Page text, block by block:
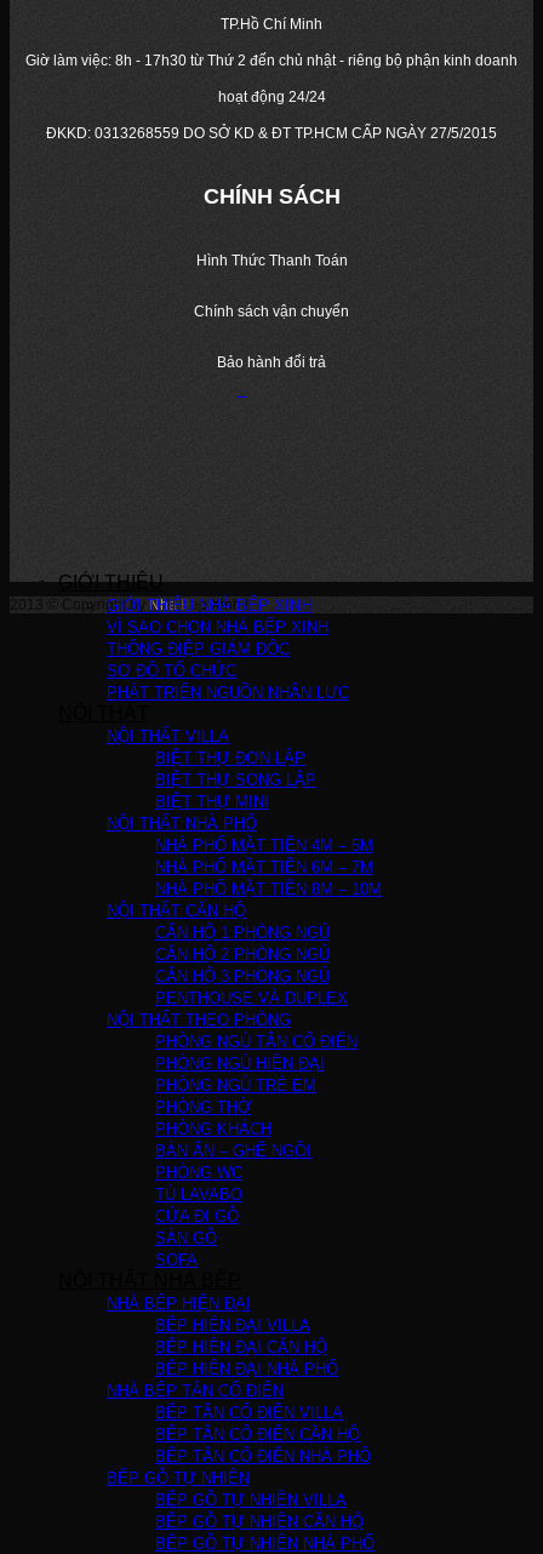
TP.Hồ Chí Minh
Giờ làm việc: 8h - 17h30 từ Thứ 2 đến chủ nhật - riêng bộ phận kinh doanh
hoạt động 24/24
ĐKKD: 0313268559 DO SỞ KD & ĐT TP.HCM CẤP NGÀY 27/5/2015
CHÍNH SÁCH
Hình Thức Thanh Toán
Chính sách vận chuyển
Bảo hành đổi trả
2013 © Copyright byNha Bep Xinh!
GIỚI THIỆU
GIỚI THIỆU NHÀ BẾP XINH
VÌ SAO CHỌN NHÀ BẾP XINH
THÔNG ĐIỆP GIÁM ĐỐC
SƠ ĐỒ TỔ CHỨC
PHÁT TRIỂN NGUỒN NHÂN LỰC
NỘI THẤT VILLA
BIỆT THỰ ĐƠN LẬP
BIỆT THỰ SONG LẬP
BIỆT THỰ MINI
NỘI THẤT NHÀ PHỐ
NHÀ PHỐ MẶT TIỀN 4M – 5M
NHÀ PHỐ MẶT TIỀN 6M – 7M
NHÀ PHỐ MẶT TIỀN 8M – 10M
NỘI THẤT CĂN HỘ
CĂN HỘ 1 PHÒNG NGỦ
CĂN HỘ 2 PHÒNG NGỦ
CĂN HỘ 3 PHÒNG NGỦ
PENTHOUSE VÀ DUPLEX
NỘI THẤT THEO PHÒNG
PHÒNG NGỦ TÂN CỔ ĐIỂN
PHÒNG NGỦ HIỆN ĐẠI
PHÒNG NGỦ TRẺ EM
PHÒNG THỜ
PHÒNG KHÁCH
BÀN ĂN – GHẾ NGỒI
PHÒNG WC
TỦ LAVABO
CỬA ĐI GỖ
SÀN GỖ
SOFA
NHÀ BẾP HIỆN ĐẠI
BẾP HIỆN ĐẠI VILLA
BẾP HIỆN ĐẠI CĂN HỘ
BẾP HIỆN ĐẠI NHÀ PHỐ
NHÀ BẾP TÂN CỔ ĐIỂN
BẾP TÂN CỔ ĐIỂN VILLA
BẾP TÂN CỔ ĐIỂN CĂN HỘ
BẾP TÂN CỔ ĐIỂN NHÀ PHỐ
BẾP GỖ TỰ NHIÊN
BẾP GỖ TỰ NHIÊN VILLA
BẾP GỖ TỰ NHIÊN CĂN HỘ
BẾP GỖ TỰ NHIÊN NHÀ PHỐ